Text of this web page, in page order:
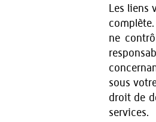
Les liens
ne
sous
droit de
services.